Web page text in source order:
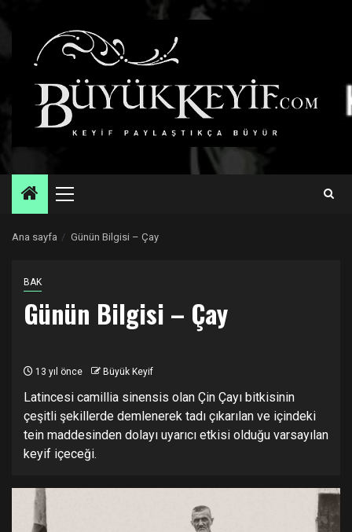
Primary
Ana sayfa Günün Bilgisi – Çay
BAK
Günün Bilgisi – Çay
13 yıl önce Büyük Keyif
Latincesi camillia sinensis olan Çin Çayı bitkisinin
çeşitli şekillerde demlenerek tadı çıkarılan ve içindeki
tein maddesinden dolayı uyarıcı etkisi olduğu varsayılan
keyif içeceği.